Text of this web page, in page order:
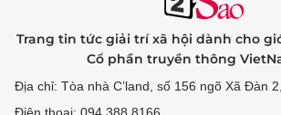
Trang tin tức giải trí xã hội dành cho
Cổ phần truyền thông
Địa chỉ: Tòa nhà C’land, số 156 ngõ Xã Đàn